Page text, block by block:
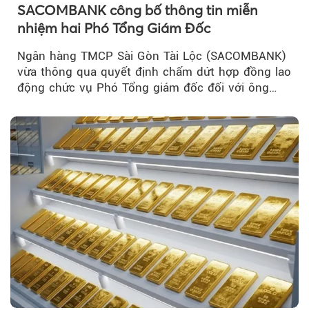
SACOMBANK công bố thông tin miễn
nhiệm hai Phó Tổng Giám Đốc
Ngân hàng TMCP Sài Gòn Tài Lộc (SACOMBANK)
vừa thông qua quyết định chấm dứt hợp đồng lao
động chức vụ Phó Tổng giám đốc đối với ông